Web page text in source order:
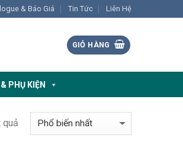
& Báo Giá Tin Tức Liên Hệ
GIỎ HÀNG
PHỤ KIỆN
quả